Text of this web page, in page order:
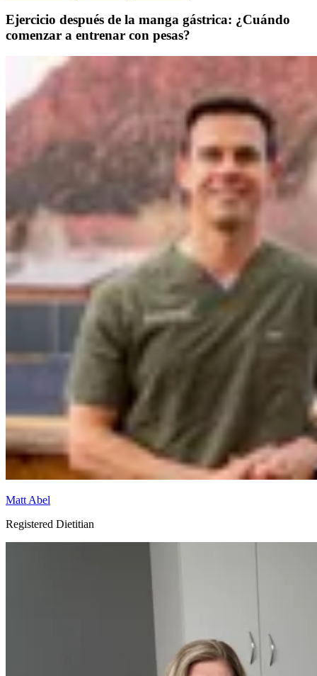
Ejercicio después de la manga gástrica: ¿Cuándo
comenzar a entrenar con pesas?
Matt Abel
Registered Dietitian